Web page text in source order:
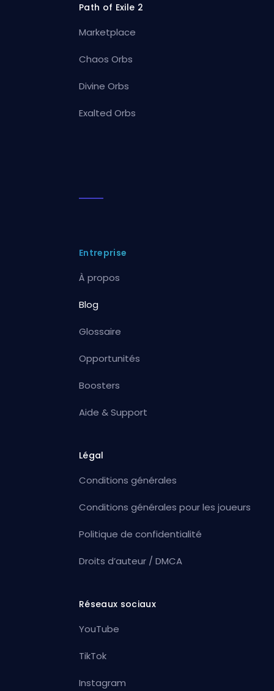
Path of Exile 2
Marketplace
Chaos Orbs
Divine Orbs
Exalted Orbs
Entreprise
À propos
Blog
Glossaire
Opportunités
Boosters
Aide & Support
Légal
Conditions générales
Conditions générales pour les joueurs
Politique de confidentialité
Droits d’auteur / DMCA
Réseaux sociaux
YouTube
TikTok
Instagram